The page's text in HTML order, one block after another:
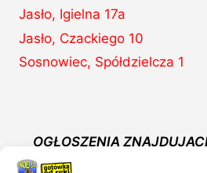
Jasło, Igielna 17a
Jasło, Czackiego 10
Sosnowiec, Spółdzielcza 1
OGŁOSZENIA
WWW.KOMISMADEJ.PL NIE